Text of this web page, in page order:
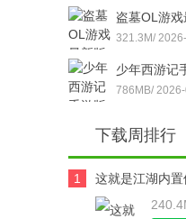
安卓版下载
盗墓OL游
墓OL官方版
下载
321.3M/
少年西游记
年西游记
786MB/
下载周排行
1
这就是江湖内
修改版v14.3.0